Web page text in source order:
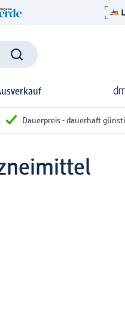
Dauerpreis - dauerhaft